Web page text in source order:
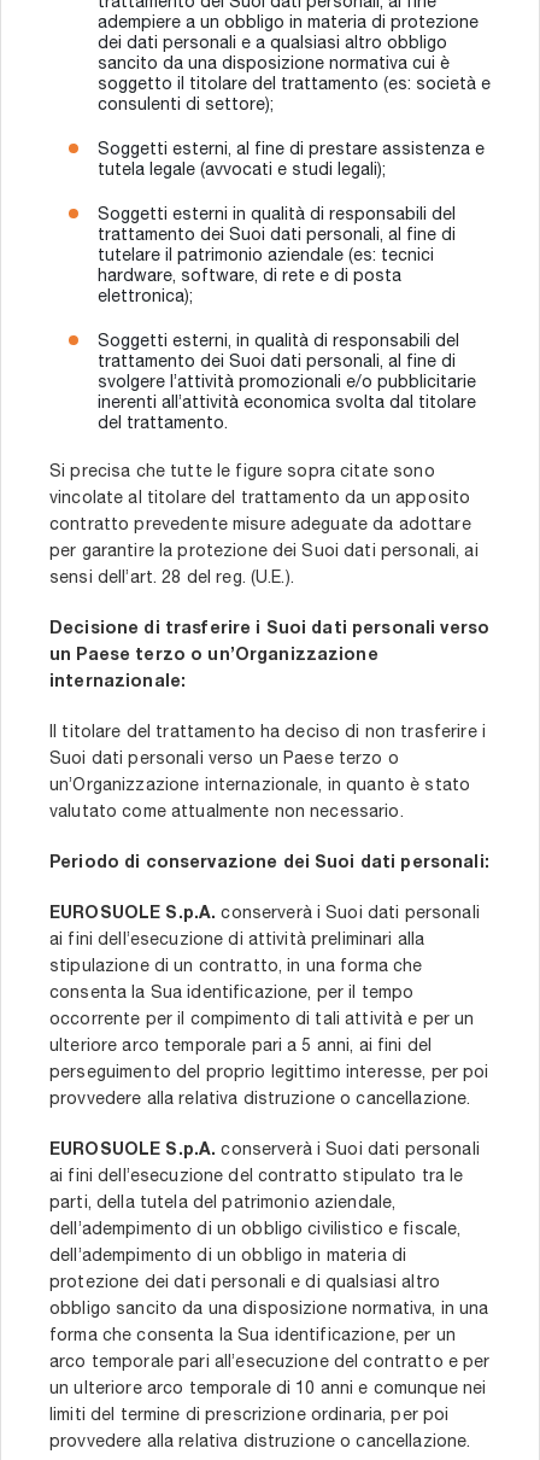
trattamento dei Suoi dati personali, al fine
adempiere a un obbligo in materia di protezione
dei dati personali e a qualsiasi altro obbligo
sancito da una disposizione normativa cui è
soggetto il titolare del trattamento (es: società e
consulenti di settore);
Soggetti esterni, al fine di prestare assistenza e
tutela legale (avvocati e studi legali);
Soggetti esterni in qualità di responsabili del
trattamento dei Suoi dati personali, al fine di
tutelare il patrimonio aziendale (es: tecnici
hardware, software, di rete e di posta
elettronica);
Soggetti esterni, in qualità di responsabili del
trattamento dei Suoi dati personali, al fine di
svolgere l’attività promozionali e/o pubblicitarie
inerenti all’attività economica svolta dal titolare
del trattamento.
Si precisa che tutte le figure sopra citate sono
vincolate al titolare del trattamento da un apposito
contratto prevedente misure adeguate da adottare
per garantire la protezione dei Suoi dati personali, ai
sensi dell’art. 28 del reg. (U.E.).
Decisione di trasferire i Suoi dati personali verso
un Paese terzo o un’Organizzazione
internazionale:
Il titolare del trattamento ha deciso di non trasferire i
Suoi dati personali verso un Paese terzo o
un’Organizzazione internazionale, in quanto è stato
valutato come attualmente non necessario.
Periodo di conservazione dei Suoi dati personali:
EUROSUOLE S.p.A. conserverà i Suoi dati personali
ai fini dell’esecuzione di attività preliminari alla
stipulazione di un contratto, in una forma che
consenta la Sua identificazione, per il tempo
occorrente per il compimento di tali attività e per un
ulteriore arco temporale pari a 5 anni, ai fini del
perseguimento del proprio legittimo interesse, per poi
provvedere alla relativa distruzione o cancellazione.
EUROSUOLE S.p.A. conserverà i Suoi dati personali
ai fini dell’esecuzione del contratto stipulato tra le
parti, della tutela del patrimonio aziendale,
dell’adempimento di un obbligo civilistico e fiscale,
dell’adempimento di un obbligo in materia di
protezione dei dati personali e di qualsiasi altro
obbligo sancito da una disposizione normativa, in una
forma che consenta la Sua identificazione, per un
arco temporale pari all’esecuzione del contratto e per
un ulteriore arco temporale di 10 anni e comunque nei
limiti del termine di prescrizione ordinaria, per poi
provvedere alla relativa distruzione o cancellazione.